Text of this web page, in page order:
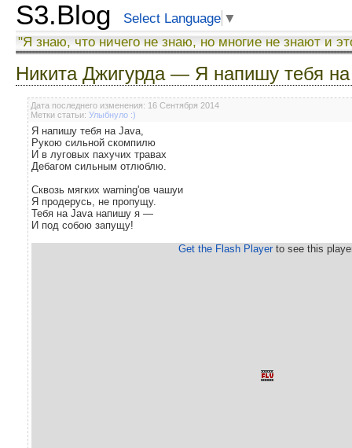
S3.Blog Select Language ▼
"Я знаю, что ничего не знаю, но многие не знают и
Никита Джигурда — Я напишу тебя
Дата последнего изменения: 16 Сентября 2014
Метки статьи: Улыбнуло :)
Я напишу тебя на Java,
Рукою сильной скомпилю
И в луговых пахучих травах
Дебагом сильным отлюблю.
Сквозь мягких warning'ов чашуи
Я продерусь, не пропущу.
Тебя на Java напишу я —
И под собою запущу!
Get the Flash Playerto see this